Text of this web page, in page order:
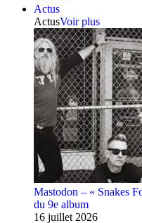
Actus
ActusVoir plus
Mastodon – « Snakes
du 9e album
16 juillet 2026